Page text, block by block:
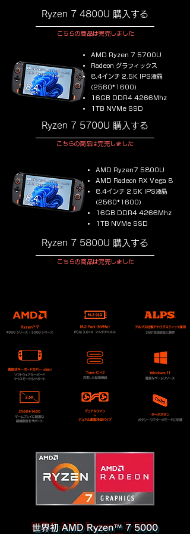
Ryzen 7 4800U 購入する
こちらの商品は完売しました
AMD Ryzen 7 5700U
Radeon グラフィックス
8.4インチ 2.5K IPS液晶
(2560*1600)
16GB DDR4 4266Mhz
1TB NVMe SSD
Ryzen 7 5700U 購入する
こちらの商品は完売しました
AMD Ryzen7 5800U
AMD Radeon RX Vega 8
8.4インチ 2.5K IPS液晶
(2560*1600)
16GB DDR4 4266Mhz
1TB NVMe SSD
Ryzen 7 5800U 購入する
こちらの商品は完売しました
世界初 AMD Ryzen™ 7 5000